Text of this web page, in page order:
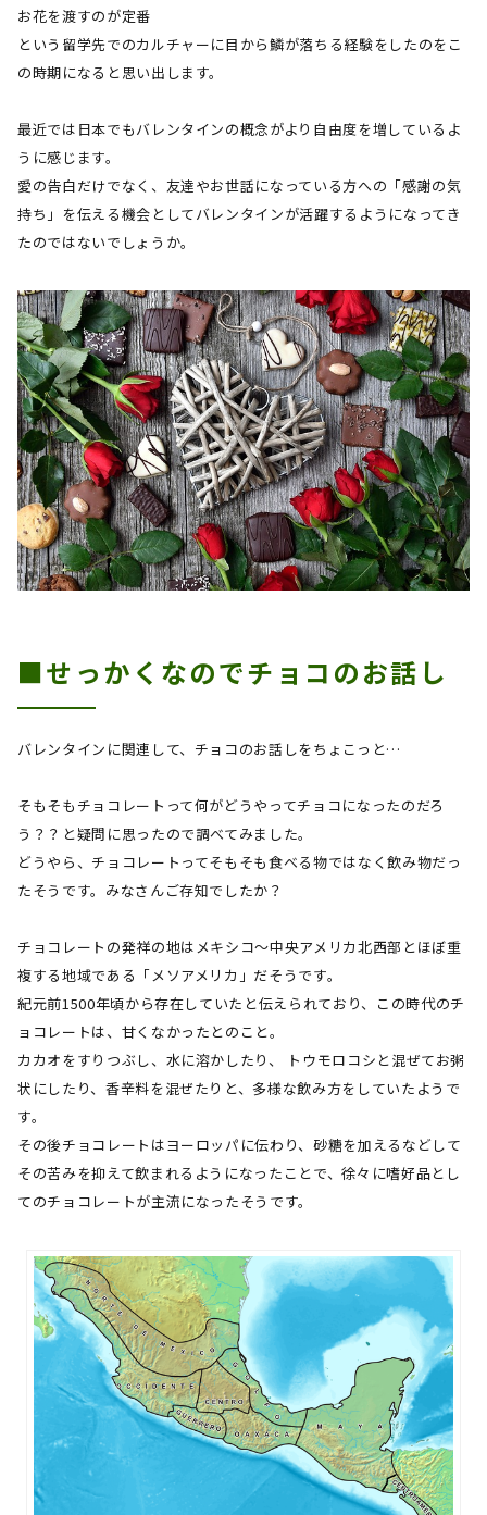
お花を渡すのが定番
という留学先でのカルチャーに目から鱗が落ちる経験をしたのをこ
の時期になると思い出します。
最近では日本でもバレンタインの概念がより自由度を増しているよ
うに感じます。
愛の告白だけでなく、友達やお世話になっている方への「感謝の気
持ち」を伝える機会としてバレンタインが活躍するようになってき
たのではないでしょうか。
■せっかくなのでチョコのお話し
バレンタインに関連して、チョコのお話しをちょこっと…
そもそもチョコレートって何がどうやってチョコになったのだろ
う？？と疑問に思ったので調べてみました。
どうやら、チョコレートってそもそも食べる物ではなく飲み物だっ
たそうです。みなさんご存知でしたか？
チョコレートの発祥の地はメキシコ～中央アメリカ北西部とほぼ重
複する地域である「メソアメリカ」だそうです。
紀元前1500年頃から存在していたと伝えられており、この時代のチ
ョコレートは、甘くなかったとのこと。
カカオをすりつぶし、水に溶かしたり、 トウモロコシと混ぜてお粥
状にしたり、香辛料を混ぜたりと、多様な飲み方をしていたようで
す。
その後チョコレートはヨーロッパに伝わり、砂糖を加えるなどして
その苦みを抑えて飲まれるようになったことで、徐々に嗜好品とし
てのチョコレートが主流になったそうです。